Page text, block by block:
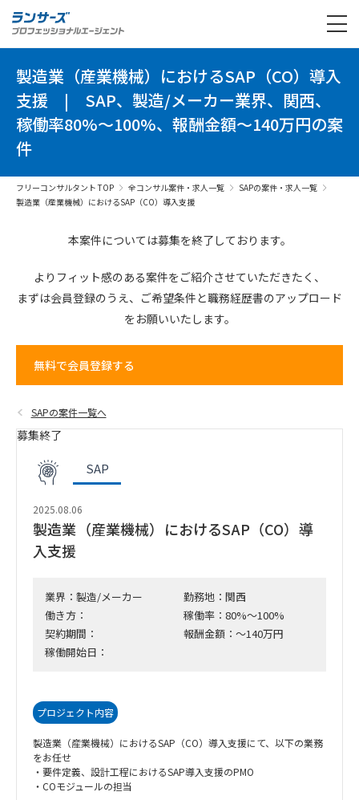
製造業（産業機械）におけるSAP（CO）導入
支援 | SAP、製造/メーカー業界、関西、
稼働率80%～100%、報酬金額～140万円の案
件
フリーコンサルタント TOP 全コンサル案件・求人一覧
SAPの案件・求人一覧
製造業（産業機械）におけるSAP（CO）導入支援
本案件については募集を終了しております。
よりフィット感のある案件をご紹介させていただきたく、
まずは会員登録のうえ、 ご希望条件と職務経歴書のアップロード
をお願いいたします。
無料で会員登録する
SAPの案件一覧へ
募集終了
SAP
2025.08.06
製造業（産業機械）におけるSAP（CO）導
入支援
業界：製造/メーカー
働き方：
契約期間：
稼働開始日：
勤務地：関西
稼働率：80%～100%
報酬金額：～140万円
プロジェクト内容
製造業（産業機械）におけるSAP（CO）導入支援にて、以下の業務
をお任せ
・要件定義、設計工程におけるSAP導入支援のPMO
・COモジュールの担当